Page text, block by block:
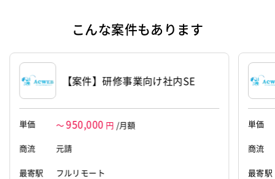
朝田 健
こんな案件もあります
【案件】研修事業向け社内SE
単価 ～ 950,000 円 /月額
商流
元請
最寄駅 フルリモート
単価
商流
最寄駅